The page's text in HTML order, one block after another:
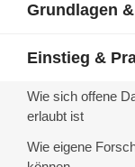
Grundlagen
Einstieg &
Wie sich offene
erlaubt ist
Wie eigene